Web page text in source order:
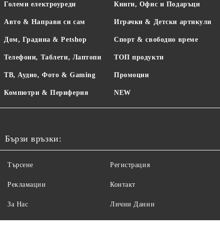
Големи електроуреди
Авто & Направи си сам
Дом, Градина & Petshop
Телефони, Таблети, Лаптопи
ТВ, Аудио, Фото & Gaming
Компютри & Периферия
Книги, Офис и Подаръци
Играчки & Детски артикули
Спорт & свободно време
ТОП продукти
Промоции
NEW
Бързи връзки:
Търсене
Рекламации
За Нас
Регистрация
Контакт
Лични Данни